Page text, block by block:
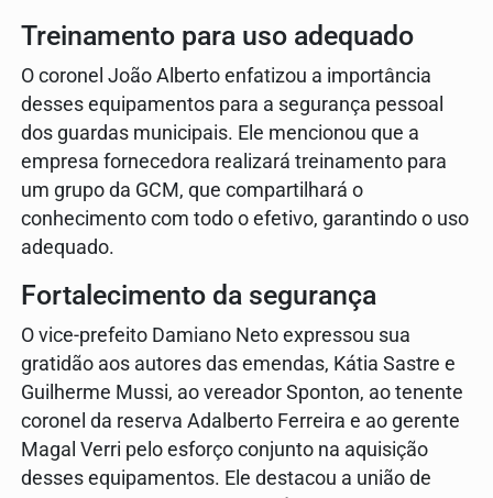
Treinamento para uso adequado
O coronel João Alberto enfatizou a importância
desses equipamentos para a segurança pessoal
dos guardas municipais. Ele mencionou que a
empresa fornecedora realizará treinamento para
um grupo da GCM, que compartilhará o
conhecimento com todo o efetivo, garantindo o uso
adequado.
Fortalecimento da segurança
O vice-prefeito Damiano Neto expressou sua
gratidão aos autores das emendas, Kátia Sastre e
Guilherme Mussi, ao vereador Sponton, ao tenente
coronel da reserva Adalberto Ferreira e ao gerente
Magal Verri pelo esforço conjunto na aquisição
desses equipamentos. Ele destacou a união de